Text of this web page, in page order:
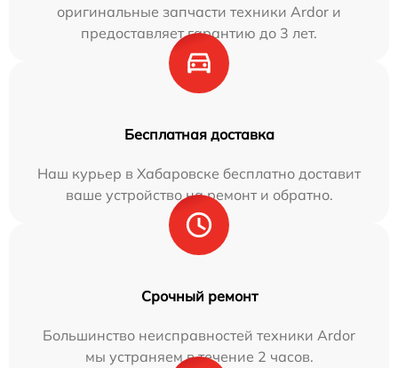
оригинальные запчасти техники Ardor и
предоставляет гарантию до 3 лет.
Бесплатная доставка
Наш курьер в Хабаровске бесплатно доставит
ваше устройство на ремонт и обратно.
Срочный ремонт
Большинство неисправностей техники Ardor
мы устраняем в течение 2 часов.